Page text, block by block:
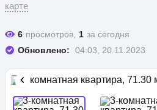
карте
6 просмотров, 1 за сегодня
Обновлено:
04:03, 20.11.2023